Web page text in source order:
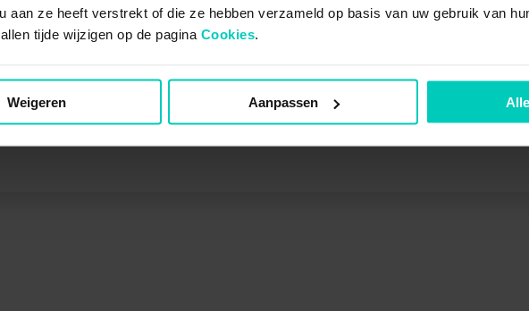
aan ze heeft verstrekt of die ze hebben verzameld op basis van uw gebruik van
tijde wijzigen op de pagina Cookies.
Weigeren Aanpassen
of het klikt.